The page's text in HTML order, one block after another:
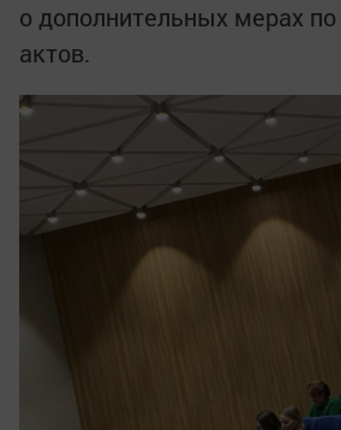
о дополнительных мерах
актов.